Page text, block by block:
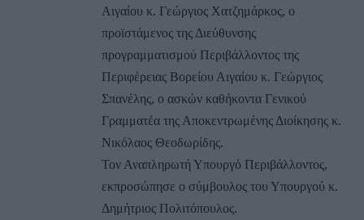
Αιγαίου κ. Γεώργιος Χατζημάρκος, ο
προϊστάμενος της Διεύθυνσης
προγραμματισμού Περιβάλλοντος της
Περιφέρειας Βορείου Αιγαίου κ. Γεώργιος
Σπανέλης, ο ασκών καθήκοντα Γενικού
Γραμματέα της Αποκεντρωμένης Διοίκησης κ.
Νικόλαος Θεοδωρίδης.
Τον Αναπληρωτή Υπουργό Περιβάλλοντος,
εκπροσώπησε ο σύμβουλος του Υπουργού κ.
Δημήτριος Πολιτόπουλος.